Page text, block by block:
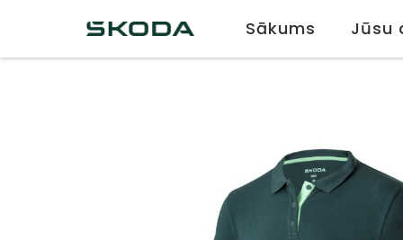
Sākums Jūsu